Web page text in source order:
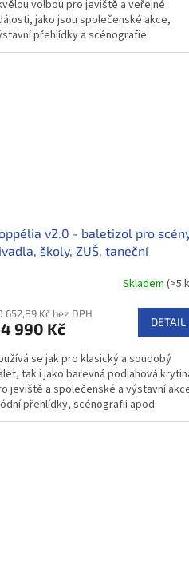
volbou pro jeviště a veřejné
jako jsou společenské akce,
přehlídky a scénografie.
v2.0 - baletizol pro
školy, ZUŠ, taneční
Skladem (>5
652,89 Kč bez DPH
990 Kč DETAIL
se jak pro klasický a soudobý
tak i jako barevná podlahová
jeviště a společenské a výstavní
přehlídky, scénografii apod.